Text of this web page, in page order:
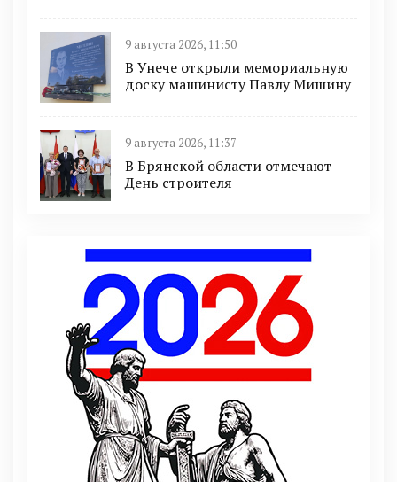
9 августа 2026, 11:50
В Унече открыли мемориальную
доску машинисту Павлу Мишину
9 августа 2026, 11:37
В Брянской области отмечают
День строителя